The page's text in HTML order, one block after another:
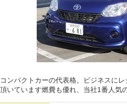
コンパクトカーの代表格。ビジネスに
頂いています燃費も優れ、当社1番人気